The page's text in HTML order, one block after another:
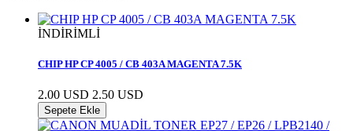
İNDİRİMLİ
CHIP HP CP 4005 / CB 403A MAGENTA 7.5K
2.00 USD 2.50 USD
Sepete Ekle